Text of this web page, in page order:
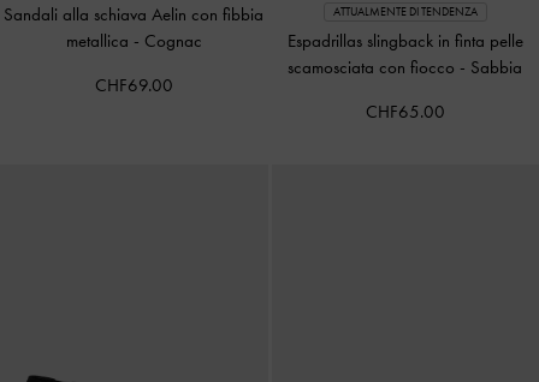
Sandali alla schiava Aelin con fibbia
metallica - Cognac
CHF69.00
ATTUALMENTE DI TENDENZA
Espadrillas slingback in finta pelle
scamosciata con fiocco - Sabbia
CHF65.00